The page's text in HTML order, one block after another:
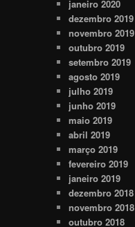
janeiro 2020
dezembro 2019
novembro 2019
outubro 2019
setembro 2019
agosto 2019
julho 2019
junho 2019
maio 2019
abril 2019
março 2019
fevereiro 2019
janeiro 2019
dezembro 2018
novembro 2018
outubro 2018